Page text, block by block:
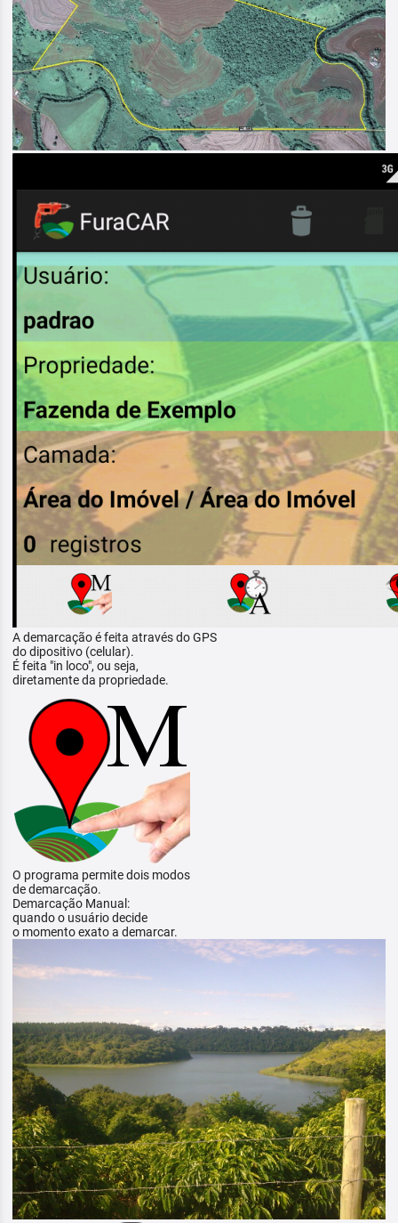
A demarcação é feita através do GPS
do dipositivo (celular).
É feita "in loco", ou seja,
diretamente da propriedade.
O programa permite dois modos
de demarcação.
Demarcação Manual:
quando o usuário decide
o momento exato a demarcar.